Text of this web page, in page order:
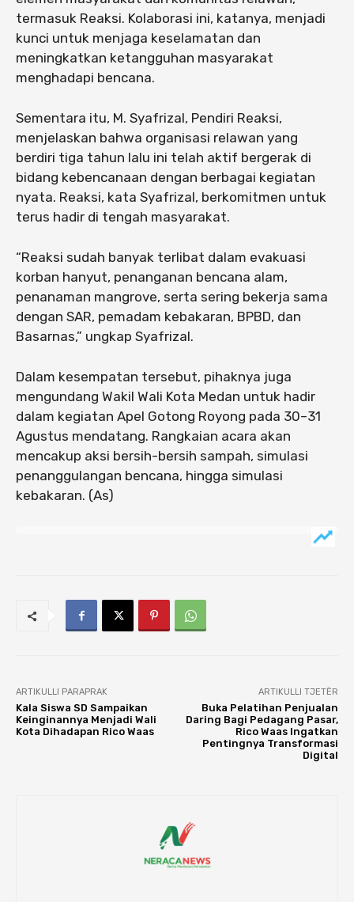
termasuk Reaksi. Kolaborasi ini, katanya, menjadi
kunci untuk menjaga keselamatan dan
meningkatkan ketangguhan masyarakat
menghadapi bencana.
Sementara itu, M. Syafrizal, Pendiri Reaksi,
menjelaskan bahwa organisasi relawan yang
berdiri tiga tahun lalu ini telah aktif bergerak di
bidang kebencanaan dengan berbagai kegiatan
nyata. Reaksi, kata Syafrizal, berkomitmen untuk
terus hadir di tengah masyarakat.
“Reaksi sudah banyak terlibat dalam evakuasi
korban hanyut, penanganan bencana alam,
penanaman mangrove, serta sering bekerja sama
dengan SAR, pemadam kebakaran, BPBD, dan
Basarnas,” ungkap Syafrizal.
Dalam kesempatan tersebut, pihaknya juga
mengundang Wakil Wali Kota Medan untuk hadir
dalam kegiatan Apel Gotong Royong pada 30–31
Agustus mendatang. Rangkaian acara akan
mencakup aksi bersih-bersih sampah, simulasi
penanggulangan bencana, hingga simulasi
kebakaran. (As)
ARTIKULLI PARAPRAK
Kala Siswa SD Sampaikan
Keinginannya Menjadi Wali
Kota Dihadapan Rico Waas
ARTIKULLI TJETËR
Buka Pelatihan Penjualan
Daring Bagi Pedagang Pasar,
Rico Waas Ingatkan
Pentingnya Transformasi
Digital